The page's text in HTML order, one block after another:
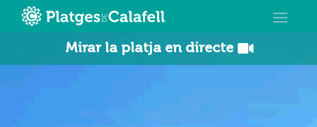
Mirar la platja en directe